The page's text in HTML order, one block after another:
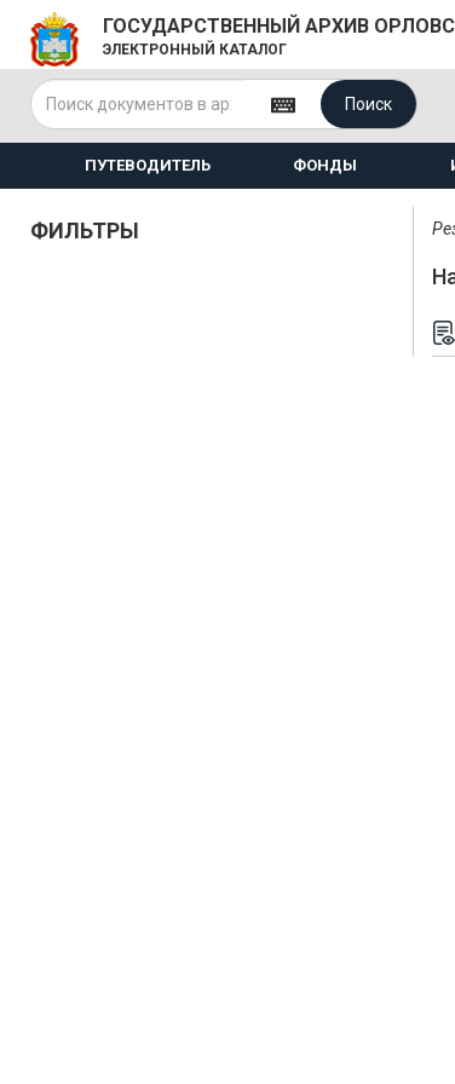
ГОСУДАРСТВЕННЫЙ АРХИВ
ЭЛЕКТРОННЫЙ КАТАЛОГ
Поиск
ПУТЕВОДИТЕЛЬ ФОНДЫ
ФИЛЬТРЫ